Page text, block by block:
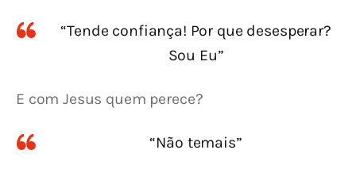
“Tende confiança! Por que desesperar?
Sou Eu”
E com Jesus quem perece?
“Não temais”